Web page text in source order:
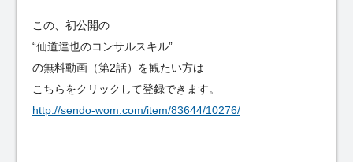
この、初公開の
“仙道達也のコンサルスキル”
の無料動画（第2話）を観たい方は
こちらをクリックして登録できます。
http://sendo-wom.com/item/83644/10276/